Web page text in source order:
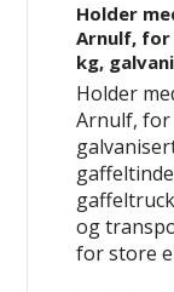
Holder
Arnulf,
kg,
Holder
Arnulf, for
og
for store